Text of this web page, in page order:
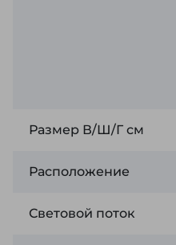
Размер В/Ш/Г см
Расположение
Световой поток